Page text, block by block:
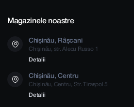
Magazinele noastre
Chișinău, Râșcani
Chișinău, str. Alecu Russo 1
Detalii
Chișinău, Centru
Chișinău, Centru, Str. Tiraspol 5
Detalii